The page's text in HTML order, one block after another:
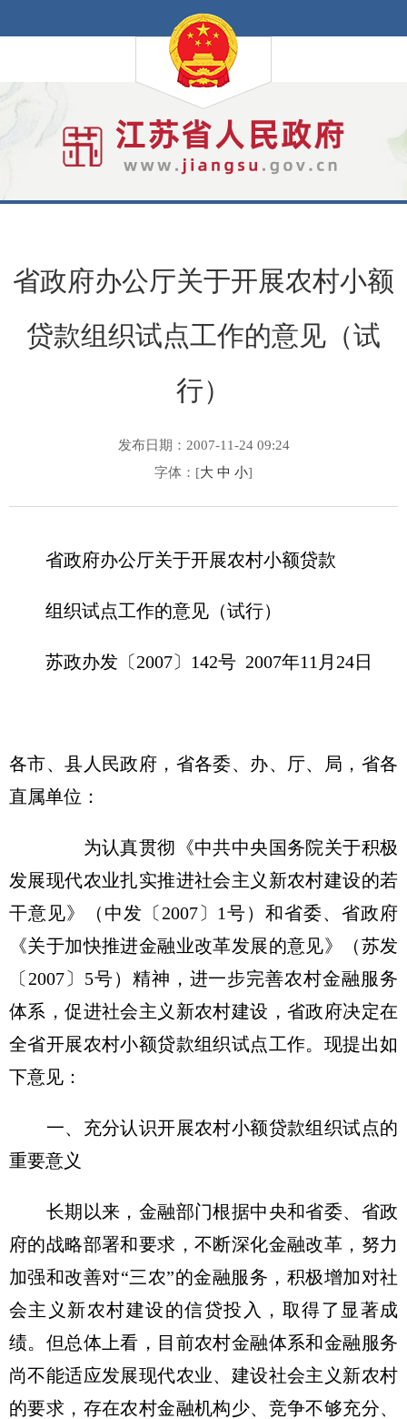
省政府办公厅关于开展农村小额
贷款组织试点工作的意见（试
行）
发布日期：2007-11-24 09:24
字体：[大 中 小]
省政府办公厅关于开展农村小额贷款
组织试点工作的意见（试行）
苏政办发〔2007〕142号 2007年11月24日
各市、县人民政府，省各委、办、厅、局，省各
直属单位：
为认真贯彻《中共中央国务院关于积极
发展现代农业扎实推进社会主义新农村建设的若
干意见》（中发〔2007〕1号）和省委、省政府
《关于加快推进金融业改革发展的意见》（苏发
〔2007〕5号）精神，进一步完善农村金融服务
体系，促进社会主义新农村建设，省政府决定在
全省开展农村小额贷款组织试点工作。现提出如
下意见：
一、充分认识开展农村小额贷款组织试点的
重要意义
长期以来，金融部门根据中央和省委、省政
府的战略部署和要求，不断深化金融改革，努力
加强和改善对“三农”的金融服务，积极增加对社
会主义新农村建设的信贷投入，取得了显著成
绩。但总体上看，目前农村金融体系和金融服务
尚不能适应发展现代农业、建设社会主义新农村
的要求，存在农村金融机构少、竞争不够充分、